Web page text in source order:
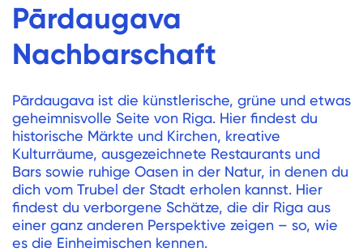
Pārdaugava
Nachbarschaft
Pārdaugava ist die künstlerische, grüne und etwas
geheimnisvolle Seite von Riga. Hier findest du
historische Märkte und Kirchen, kreative
Kulturräume, ausgezeichnete Restaurants und
Bars sowie ruhige Oasen in der Natur, in denen du
dich vom Trubel der Stadt erholen kannst. Hier
findest du verborgene Schätze, die dir Riga aus
einer ganz anderen Perspektive zeigen – so, wie
es die Einheimischen kennen.